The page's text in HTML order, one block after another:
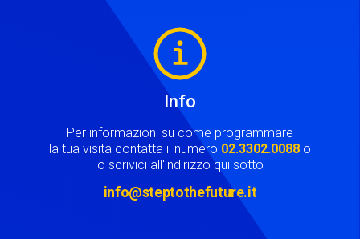
Info
Per informazioni su come programmare
la tua visita contatta il numero 02.3302.0088 o
o scrivici all'indirizzo qui sotto
info@steptothefuture.it